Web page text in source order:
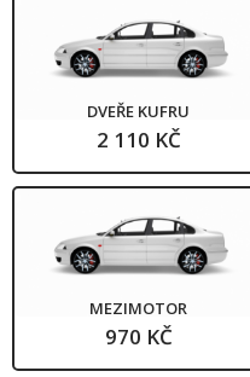
DVEŘE KUFRU
2 110 KČ
MEZIMOTOR
970 KČ